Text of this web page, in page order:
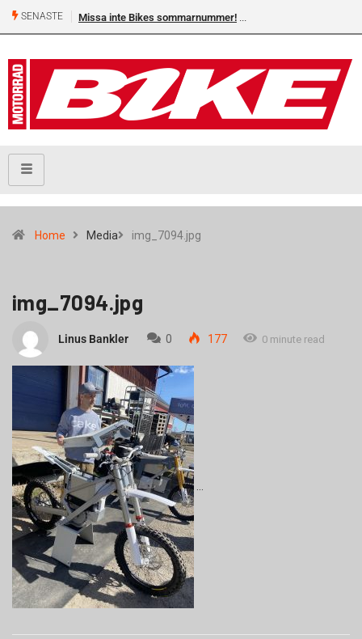
SENASTE Missa inte Bikes sommarnummer!
Home Media img_7094.jpg
img_7094.jpg
Linus Bankler 0 177 0 minute read